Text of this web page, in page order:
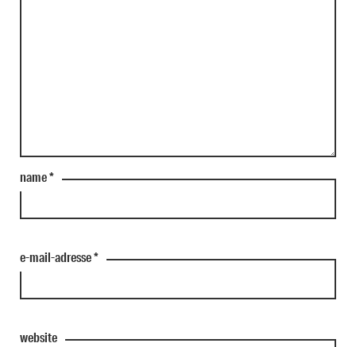
name*
e-mail-adresse*
website